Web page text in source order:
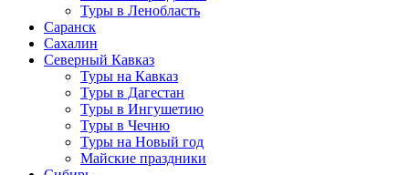
Туры в Ленобласть
Саранск
Сахалин
Северный Кавказ
Туры на Кавказ
Туры в Дагестан
Туры в Ингушетию
Туры в Чечню
Туры на Новый год
Майские праздники